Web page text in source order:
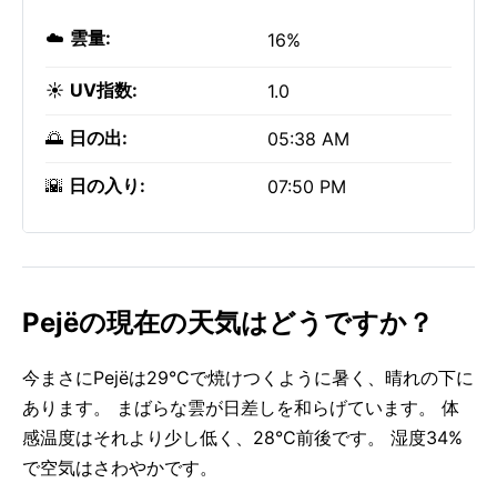
☁️ 雲量: 16%
☀️ UV指数: 1.0
🌅 日の出: 05:38 AM
🌇 日の入り: 07:50 PM
Pejëの現在の天気はどうですか？
今まさにPejëは29°Cで焼けつくように暑く、晴れの下に
あります。 まばらな雲が日差しを和らげています。 体
感温度はそれより少し低く、28°C前後です。 湿度34%
で空気はさわやかです。